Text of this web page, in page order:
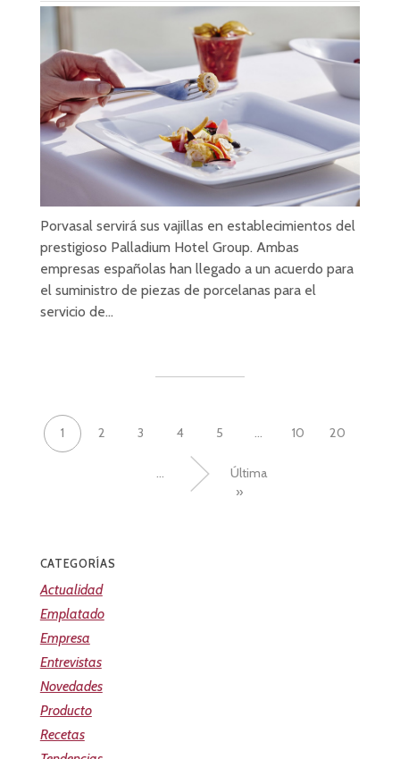
Porvasal servirá sus vajillas en establecimientos del
prestigioso Palladium Hotel Group. Ambas
empresas españolas han llegado a un acuerdo para
el suministro de piezas de porcelanas para el
servicio de…
1 2 3 4 5 ... 10 20
... »
Última
»
CATEGORÍAS
Actualidad
Emplatado
Empresa
Entrevistas
Novedades
Producto
Recetas